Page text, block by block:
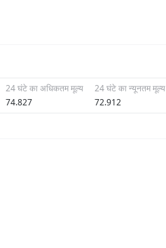
24 घंटे का अधिकतम मूल्य
74.827
24 घंटे का न्यूनतम मूल्य
72.912